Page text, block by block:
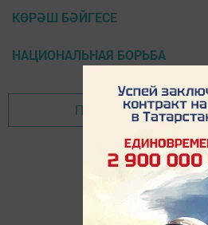
КӨРӘШ БӘЙГЕСЕ
НАЦИОНАЛЬНАЯ БОРЬБА
Перейти на страницу